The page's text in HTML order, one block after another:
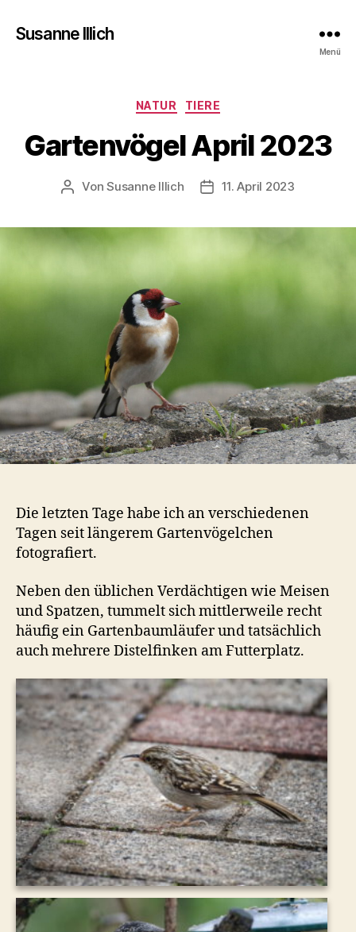
Susanne Illich
Menü
Kategorien
NATUR TIERE
Gartenvögel April 2023
Beitragsautor
VonSusanne Illich Veröffentlichungsdatum
11. April 2023
Die letzten Tage habe ich an verschiedenen
Tagen seit längerem Gartenvögelchen
fotografiert.
Neben den üblichen Verdächtigen wie Meisen
und Spatzen, tummelt sich mittlerweile recht
häufig ein Gartenbaumläufer und tatsächlich
auch mehrere Distelfinken am Futterplatz.